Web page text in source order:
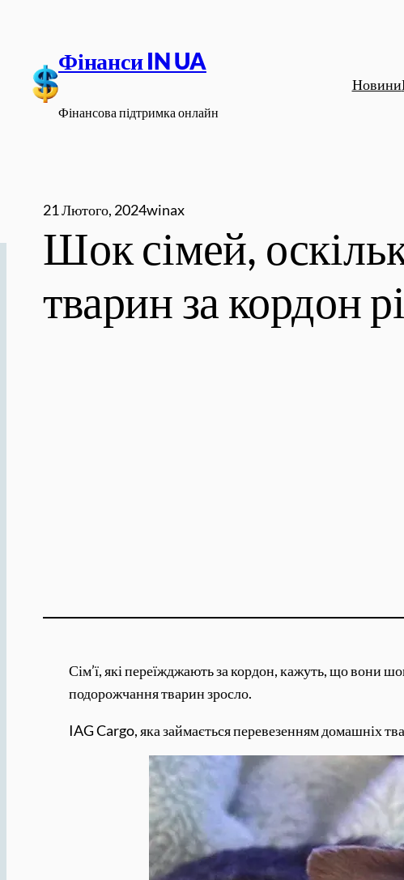
вмісту
Фінанси IN UA
Фінансова підтримка онлайн
Новини
21 Лютого, 2024winax
Шок сімей,
тварин за кордон
Сім’ї, які переїжджають за кордон, кажуть, що вони
подорожчання тварин зросло.
IAG Cargo, яка займається перевезенням домашніх